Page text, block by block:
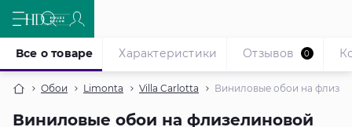
Обои Limonta Villa Carlotta Виниловые обои на
Виниловые обои на флизелиновой
Все о товаре Характеристики Отзывов 0